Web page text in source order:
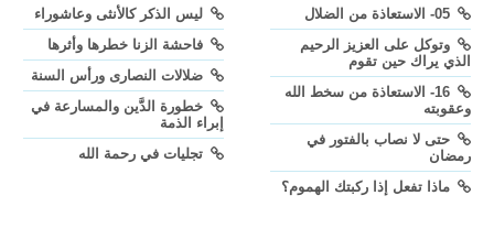
وتوكل على العزيز الرحيم
الذي يراك حين تقوم
16- الاستعاذة من سخط الله
وعقوبته
حتى لا نصاب بالفتور في
رمضان
ماذا تفعل إذا ركبتك الهموم؟
ليس الذكر كالأنثى وعاشوراء
فاحشة الزنا خطرها وأثرها
ضلالات النصارى ورأس السنة
خطورة الدَّين والمسارعة في
إبراء الذمة
تجليات في رحمة الله